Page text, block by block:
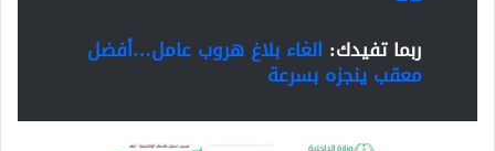
ربما تفيدك: الغاء بلاغ هروب عامل…أفضل
معقب ينجزه بسرعة